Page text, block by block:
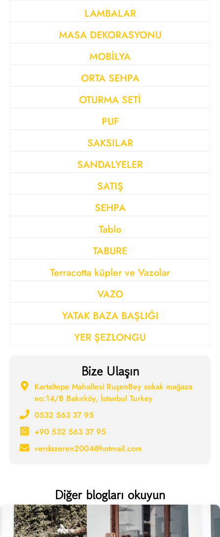
LAMBALAR
MASA DEKORASYONU
MOBİLYA
ORTA SEHPA
OTURMA SETİ
PUF
SAKSILAR
SANDALYELER
SATIŞ
SEHPA
Tablo
TABURE
Terracotta küpler ve Vazolar
VAZO
YATAK BAZA BAŞLIĞI
YER ŞEZLONGU
Bize Ulaşın
Kartaltepe Mahallesi RuşenBey sokak mağaza
no:14/B Bakırköy, İstanbul Turkey
0532 563 37 95
+90 532 563 37 95
verdazeren2004@hotmail.com
Diğer blogları okuyun